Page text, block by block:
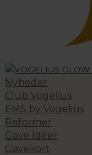
Nyheder
Club Vogelius
EMS by Vogelius
Reformer
Gave Idéer
Gavekort